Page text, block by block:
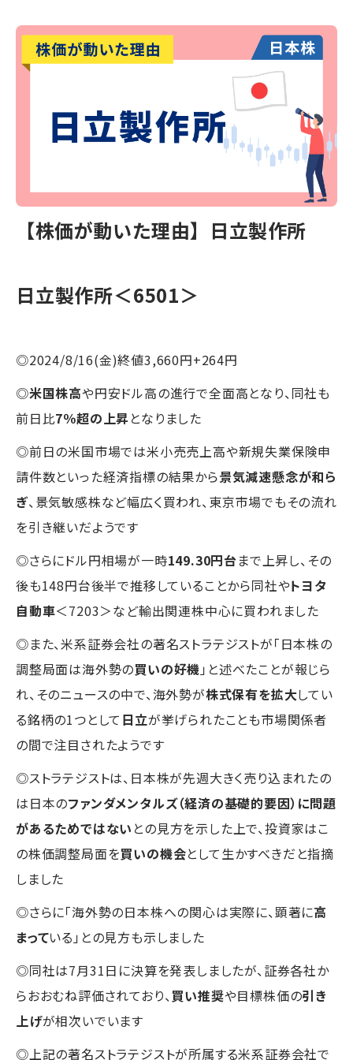
【株価が動いた理由】日立製作所
日立製作所＜6501＞
◎2024/8/16(金)終値3,660円+264円
◎米国株高や円安ドル高の進行で全面高となり、同社も
前日比7％超の上昇となりました
◎前日の米国市場では米小売売上高や新規失業保険申
請件数といった経済指標の結果から景気減速懸念が和ら
ぎ、景気敏感株など幅広く買われ、東京市場でもその流れ
を引き継いだようです
◎さらにドル円相場が一時149.30円台まで上昇し、その
後も148円台後半で推移していることから同社やトヨタ
自動車＜7203＞など輸出関連株中心に買われました
◎また、米系証券会社の著名ストラテジストが「日本株の
調整局面は海外勢の買いの好機 」と述べたことが報じら
れ、そのニュースの中で、海外勢が株式保有を拡大してい
る銘柄の1つとして 日立が挙げられたことも市場関係者
の間で注目されたようです
◎ストラテジストは、日本株が先週大きく売り込まれたの
は日本のファンダメンタルズ（経済の基礎的要因）に問題
があるためではない との見方を示した上で、投資家はこ
の株価調整局面を買いの機会として生かすべきだと指摘
しました
◎さらに「海外勢の日本株への関心は実際に、顕著に高
まっている」との見方も示しました
◎同社は7月31日に決算を発表しましたが、証券各社か
らおおむね評価されており、 買い推奨や目標株価の引き
上げが相次いでいます
◎上記の著名ストラテジストが所属する米系証券会社で